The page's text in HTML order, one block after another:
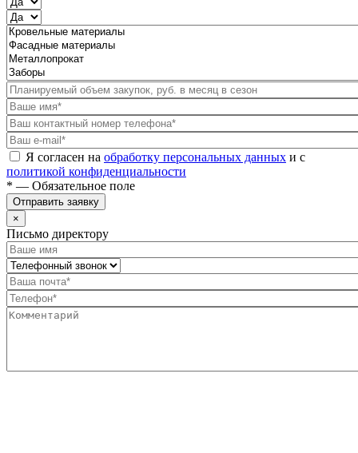
Я согласен на обработку персональных данных и с
политикой конфиденциальности
* — Обязательное поле
Отправить заявку
×
Письмо директору